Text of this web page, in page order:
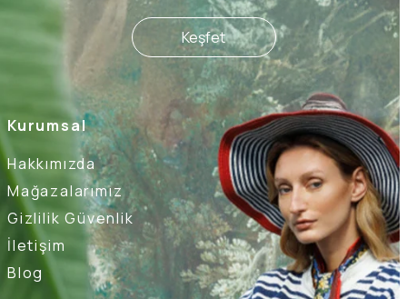
Kurumsal
Hakkımızda
Mağazalarımız
Gizlilik Güvenlik
İletişim
Blog
Keşfet